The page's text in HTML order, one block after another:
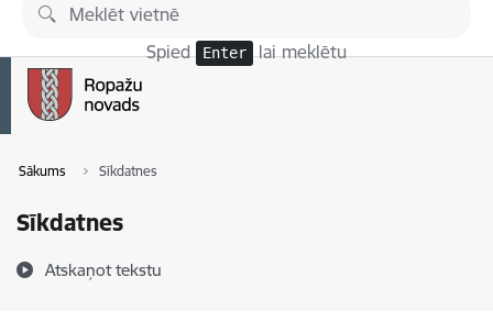
Pāriet uz lapas saturu
Spied Enter lai meklētu
Sākums Sīkdatnes
Sīkdatnes
Atskaņot tekstu